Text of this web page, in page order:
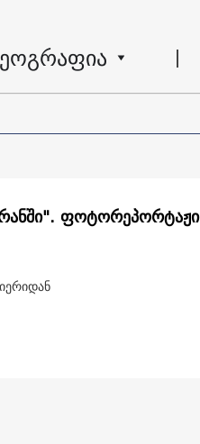
ფოტორეპორტაჟი